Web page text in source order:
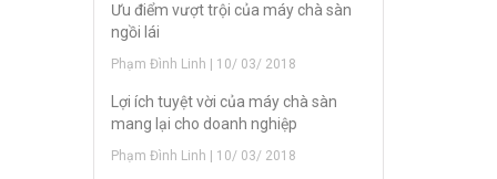
Ưu điểm vượt trội của máy chà sàn
ngồi lái
Phạm Đình Linh | 10/ 03/ 2018
Lợi ích tuyệt vời của máy chà sàn
mang lại cho doanh nghiệp
Phạm Đình Linh | 10/ 03/ 2018